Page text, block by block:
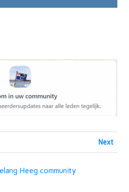
Next
Heeg community